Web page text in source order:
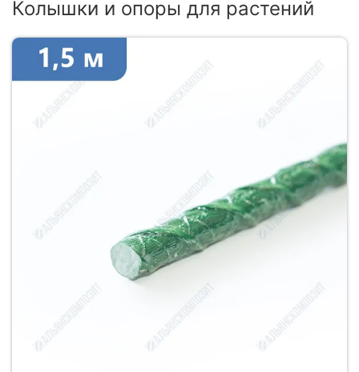
Колышки и опоры для растений